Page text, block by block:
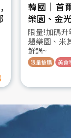
韓國│首
樂園、金
限量!加碼
題樂園、米
鮮鍋~
限量搶購 美食